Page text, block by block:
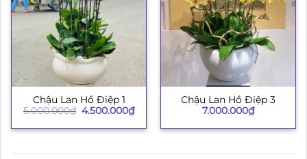
Chậu Lan Hồ Điệp 1
5.000.000₫ Giá
là:
4.500.000₫Giá
hiện
tại
Chậu Lan Hồ Điệp 3
7.000.000₫